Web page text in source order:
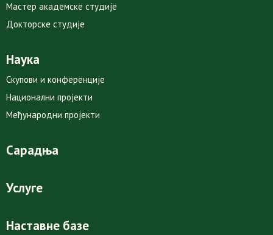
Мастер академске студије
Докторске студије
Наука
Скупови и конференције
Национални пројекти
Међународни пројекти
Сарадња
Услуге
Наставне базе